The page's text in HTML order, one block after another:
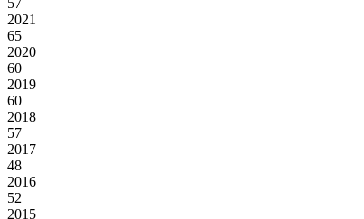
57
2021
65
2020
60
2019
60
2018
57
2017
48
2016
52
2015